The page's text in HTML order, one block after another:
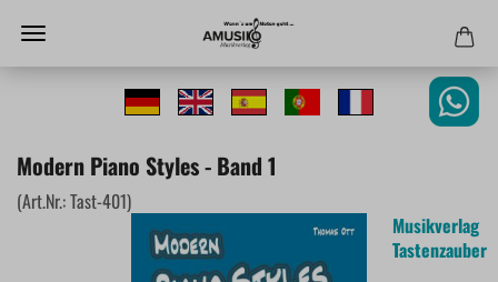
Modern Piano Styles - Band 1
(Art.Nr.:Tast-401)
Musikverlag
Tastenzauber